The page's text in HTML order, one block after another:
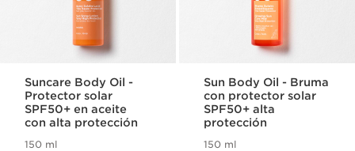
Suncare Body Oil -
Protector solar
SPF50+ en aceite
con alta protección
150 ml
Sun Body Oil - Bruma
con protector solar
SPF50+ alta
protección
150 ml